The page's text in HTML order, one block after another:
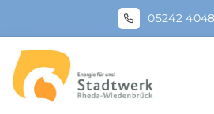
05242